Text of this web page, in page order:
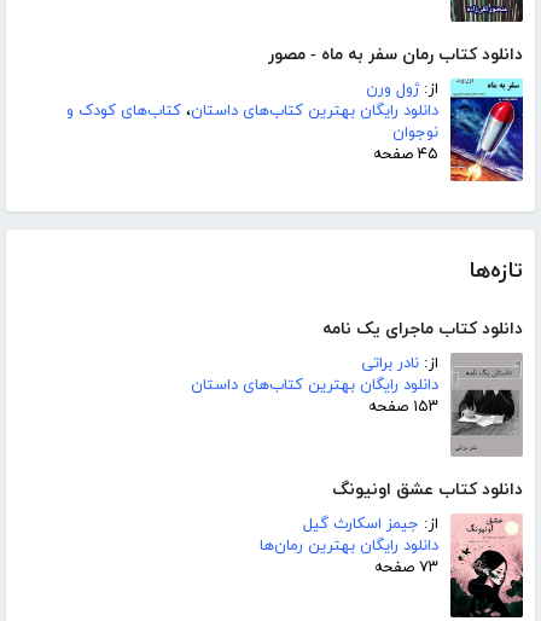
دانلود کتاب رمان سفر به ماه - مصور
از:ژول ورن
دانلود رایگان بهترین کتاب‌های داستان، کتاب‌های کودک و
نوجوان
۴۵ صفحه
تازه‌ها
دانلود کتاب ماجرای یک نامه
از: نادر براتی
دانلود رایگان بهترین کتاب‌های داستان
۱۵۳ صفحه
دانلود کتاب عشق اونیونگ
از: جیمز اسکارث گیل
دانلود رایگان بهترین رمان‌ها
۷۳ صفحه